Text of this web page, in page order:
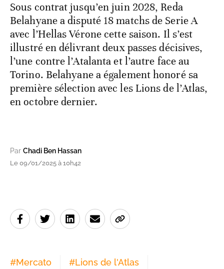
Sous contrat jusqu’en juin 2028, Reda
Belahyane a disputé 18 matchs de Serie A
avec l’Hellas Vérone cette saison. Il s’est
illustré en délivrant deux passes décisives,
l’une contre l’Atalanta et l’autre face au
Torino. Belahyane a également honoré sa
première sélection avec les Lions de l’Atlas,
en octobre dernier.
Par Chadi Ben Hassan
Le 09/01/2025 à 10h42
#Mercato #Lions de l'Atlas